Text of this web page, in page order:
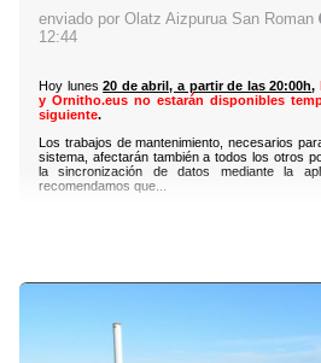
enviado por Olatz Aizpurua San Roman
12:44
Hoy lunes20 de abril, a partir de las 20:00h,
y Ornitho.eus no estarán disponibles
siguiente.
Los trabajos de mantenimiento, necesarios
sistema, afectarán también a todos los otros
la sincronización de datos mediante la
recomendamos que...